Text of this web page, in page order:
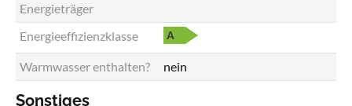
Energieträger
Energieeffizienzklasse
Warmwasser enthalten? nein
Sonstiges